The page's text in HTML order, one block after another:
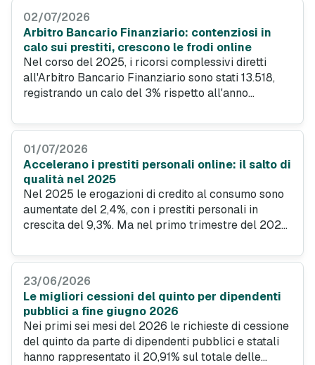
02/07/2026
Arbitro Bancario Finanziario: contenziosi in
calo sui prestiti, crescono le frodi online
Nel corso del 2025, i ricorsi complessivi diretti
all'Arbitro Bancario Finanziario sono stati 13.518,
registrando un calo del 3% rispetto all'anno
prestiti contro la cessione del quinto, mentre
pagamento digitali.
01/07/2026
Accelerano i prestiti personali online: il salto di
qualità nel 2025
Nel 2025 le erogazioni di credito al consumo sono
aumentate del 2,4%, con i prestiti personali in
crescita del 9,3%. Ma nel primo trimestre del 2026
erogati del 4,9%, principalmente grazie al recupero
dalla lunga onda degli incentivi per la mobilità
verde.
23/06/2026
Le migliori cessioni del quinto per dipendenti
pubblici a fine giugno 2026
Nei primi sei mesi del 2026 le richieste di cessione
del quinto da parte di dipendenti pubblici e statali
hanno rappresentato il 20,91% sul totale delle